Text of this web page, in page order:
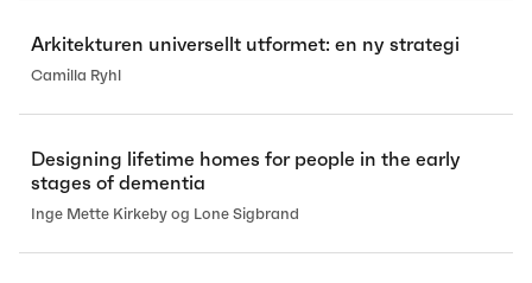
Arkitekturen universellt utformet: en ny strategi
Camilla Ryhl
Designing lifetime homes for people in the early
stages of dementia
Inge Mette Kirkeby og Lone Sigbrand